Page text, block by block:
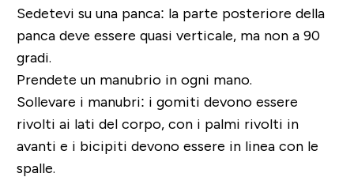
Sedetevi su una panca: la parte posteriore della
panca deve essere quasi verticale, ma non a 90
gradi.
Prendete un manubrio in ogni mano.
Sollevare i manubri: i gomiti devono essere
rivolti ai lati del corpo, con i palmi rivolti in
avanti e i bicipiti devono essere in linea con le
spalle.